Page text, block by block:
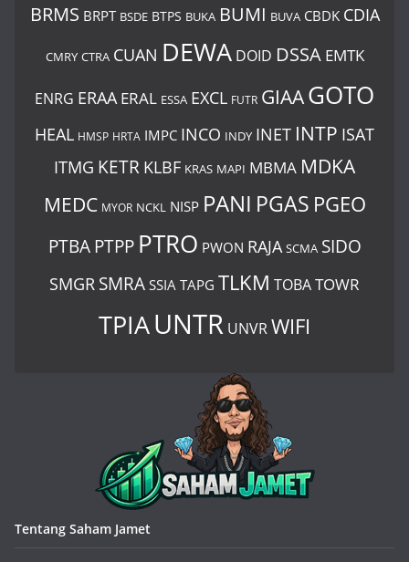
BRMS BRPT BSDE BTPS BUKA BUMI BUVA CBDK CDIA
CMRY CTRA CUAN DEWA DOID DSSA EMTK
ENRG ERAA ERAL ESSA EXCL FUTR GIAAGOTO
HEAL HMSP HRTA IMPC INCO INDY INET INTP ISAT
ITMG KETR KLBF KRAS MAPI MBMA MDKA
MEDC MYOR NCKL NISP PANI PGAS PGEO
PTBA PTPP PTRO PWON RAJA SCMA SIDO
SMGR SMRA SSIA TAPG TLKM TOBATOWR
TPIAUNTR UNVRWIFI
Tentang Saham Jamet